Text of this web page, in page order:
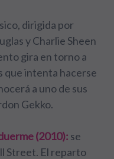
dirigida por
y Charlie Sheen
gira en torno a
que intenta hacerse
a uno de sus
Gekko.
(2010): se
Street. El reparto